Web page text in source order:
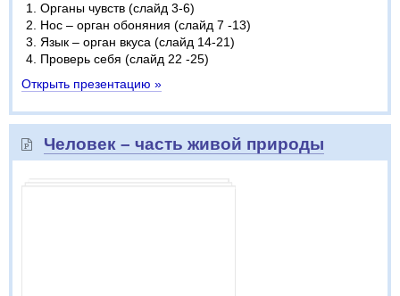
Органы чувств (слайд 3-6)
Нос – орган обоняния (слайд 7 -13)
Язык – орган вкуса (слайд 14-21)
Проверь себя (слайд 22 -25)
Открыть презентацию »
Человек – часть живой природы